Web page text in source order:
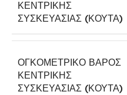
ΚΕΝΤΡΙΚΉΣ
ΣΥΣΚΕΥΑΣΊΑΣ (ΚΟΎΤΑ)
ΟΓΚΟΜΕΤΡΙΚΌ ΒΆΡΟΣ
ΚΕΝΤΡΙΚΉΣ
ΣΥΣΚΕΥΑΣΊΑΣ (ΚΟΎΤΑ)